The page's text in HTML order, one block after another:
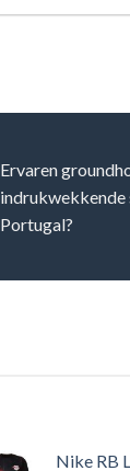
Ervaren
indrukwekkende
Portugal?
Nike RB